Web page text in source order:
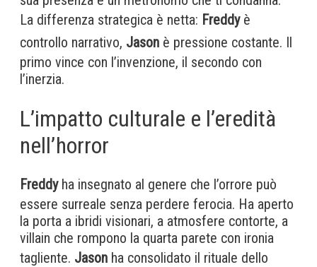
La differenza strategica è netta: Freddyè
controllo narrativo, Jason è pressione costante. Il
primo vince con l’invenzione, il secondo con
l’inerzia.
L’impatto culturale e l’eredità
nell’horror
Freddy ha insegnato al genere che l’orrore può
essere surreale senza perdere ferocia. Ha aperto
la porta a ibridi visionari, a atmosfere contorte, a
villain che rompono la quarta parete con ironia
tagliente. Jason ha consolidato il rituale dello